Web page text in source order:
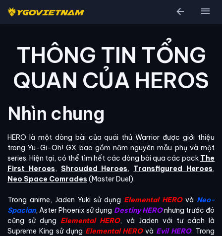
arrow_back menu
THÔNG TIN TỔNG
QUAN CỦA HEROS
Nhìn chung
HERO là một dòng bài của quái thú Warrior được giới thiệu
trong Yu-Gi-Oh! GX bao gồm năm nguyên mẫu phụ và một
series. Hiện tại, có thể tìm hết các dòng bài qua các pack The
First Heroes, Shrouded Heroes, Transfigured Heroes,
Neo Space Comrades (Master Duel).
Trong anime, Jaden Yuki sử dụng Elemental HEROvà Neo-
Spacian, Aster Phoenix sử dụng Destiny HEROnhưng trước đó
cũng sử dụng Elemental HERO, và Jaden với tư cách là
Supreme King sử dụng Elemental HEROvà Evil HERO. Trong